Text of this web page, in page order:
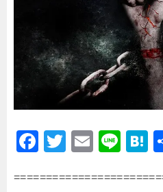
F
c
T
tt
E
ai
Li
e e